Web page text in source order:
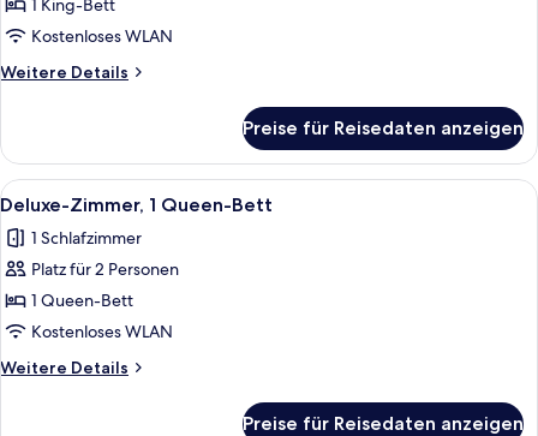
Zimmer,
1 King-
Bett
anzeigen
1 King-Bett
Kostenloses WLAN
Weitere Details
Weitere
Zimmer,
1 King-
Bett
Preise für Reisedaten anzeigen
Alle
Fotos
für
Deluxe-
Zimmer,
1
Queen-
Bett
Ein Schlafzimmer mit einem Bett,
8
Deluxe-Zimmer, 1 Queen-Bett
1 Schlafzimmer
Platz für 2 Personen
1 Queen-Bett
Kostenloses WLAN
Weitere Details
Weitere
Preise für Reisedaten anzeigen